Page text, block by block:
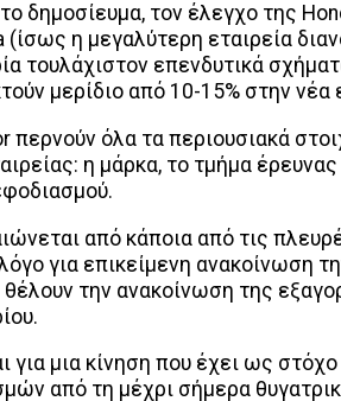
δημοσίευμα, τον έλεγχο της
(ίσως η μεγαλύτερη εταιρεία
τουλάχιστον επενδυτικά
μερίδιο από 10-15% στην νέα
περνούν όλα τα περιουσιακά
η μάρκα, το τμήμα έρευνας
από κάποια από τις
για επικείμενη ανακοίνωση
την ανακοίνωση της
για μια κίνηση που έχει ως
από τη μέχρι σήμερα